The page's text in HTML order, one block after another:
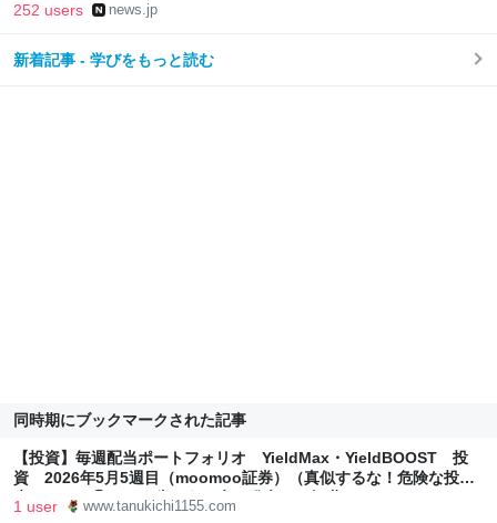
252 users news.jp
新着記事 - 学びをもっと読む
同時期にブックマークされた記事
【投資】毎週配当ポートフォリオ YieldMax・YieldBOOST 投
資 2026年5月5週目（moomoo証券）（真似するな！危険な投資
先！！その②） - 33歳でうつ病を発症し、無職になりました。
1 user www.tanukichi1155.com